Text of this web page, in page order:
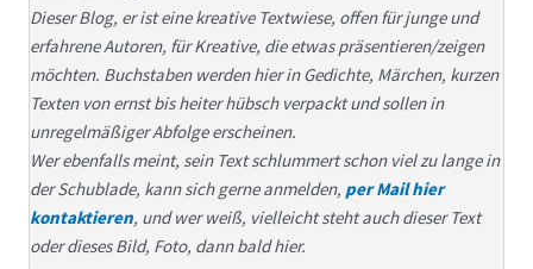
Dieser Blog, er ist eine kreative Textwiese, offen für junge und
erfahrene Autoren, für Kreative, die etwas präsentieren/zeigen
möchten. Buchstaben werden hier in Gedichte, Märchen, kurzen
Texten von ernst bis heiter hübsch verpackt und sollen in
unregelmäßiger Abfolge erscheinen.
Wer ebenfalls meint, sein Text schlummert schon viel zu lange in
der Schublade, kann sich gerne anmelden, per Mail hier
kontaktieren, und wer weiß, vielleicht steht auch dieser Text
oder dieses Bild, Foto, dann bald hier.